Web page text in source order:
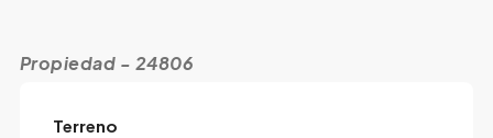
Propiedad - 24806
Terreno